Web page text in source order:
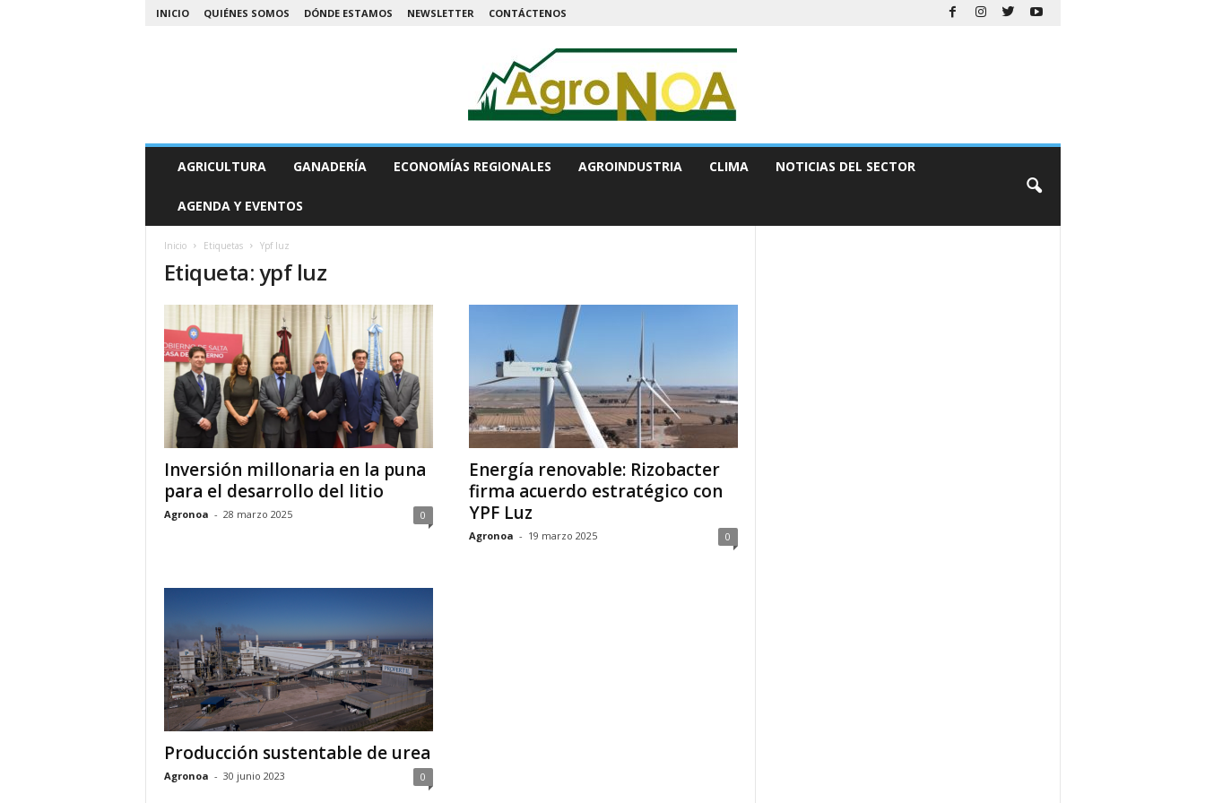
INICIO QUIÉNES SOMOS DÓNDE ESTAMOS NEWSLETTER CONTÁCTENOS
N
AGRICULTURA GANADERÍA ECONOMÍAS REGIONALES AGROINDUSTRIA CLIMA NOTICIAS DEL SECTOR
AGENDA Y EVENTOS
Inicio Etiquetas Ypf luz
Etiqueta: ypf luz
Inversión millonaria en la puna
para el desarrollo del litio
Agronoa - 28 marzo 2025 0
Energía renovable: Rizobacter
firma acuerdo estratégico con
YPF Luz
Agronoa - 19 marzo 2025 0
Producción sustentable de urea
Agronoa - 30 junio 2023 0